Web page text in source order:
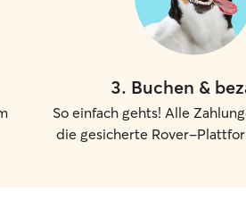
3. Buchen &
So einfach gehts! Alle
die gesicherte Rover-